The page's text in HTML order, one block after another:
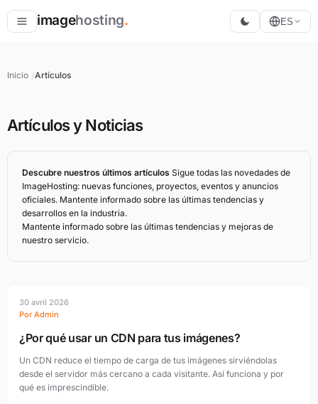
imagehosting.
Redimensionar
ES
Inicio Artículos
Artículos y Noticias
Descubre nuestros últimos artículos Sigue todas las novedades de
ImageHosting: nuevas funciones, proyectos, eventos y anuncios
oficiales. Mantente informado sobre las últimas tendencias y
desarrollos en la industria.
Mantente informado sobre las últimas tendencias y mejoras de
nuestro servicio.
30 avril 2026
Por Admin
¿Por qué usar un CDN para tus imágenes?
Un CDN reduce el tiempo de carga de tus imágenes sirviéndolas
desde el servidor más cercano a cada visitante. Así funciona y por
qué es imprescindible.